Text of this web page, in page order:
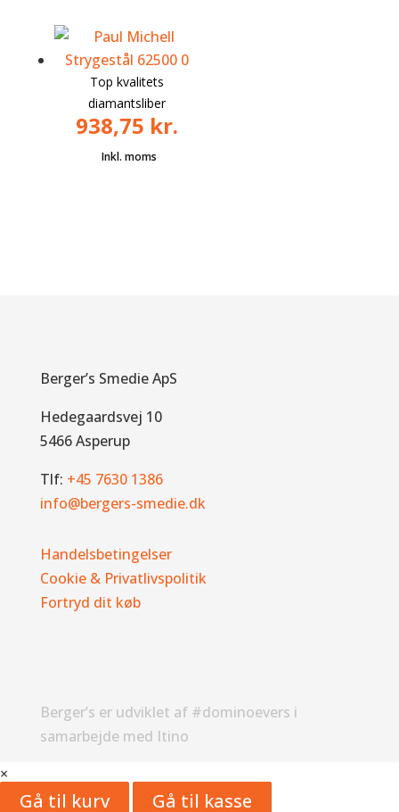
Top kvalitets
diamantsliber
938,75 kr.
Berger’s Smedie ApS
Hedegaardsvej 10
5466 Asperup
Tlf: +45 7630 1386
info@bergers-smedie.dk
Handelsbetingelser
Cookie & Privatlivspolitik
Fortryd dit køb
Berger’s er udviklet af #dominoevers i
samarbejde med Itino
×
Gå til kurv Gå til kasse